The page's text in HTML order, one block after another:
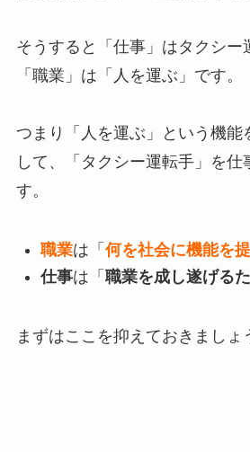
そうすると「仕事」はタクシー
「職業」は「人を運ぶ」です。
つまり「人を運ぶ」という機能
して、「タクシー運転手」を仕
す。
職業は「 何を社会に機能を
仕事は「 職業を成し遂げる
まずはここを抑えておきましょ